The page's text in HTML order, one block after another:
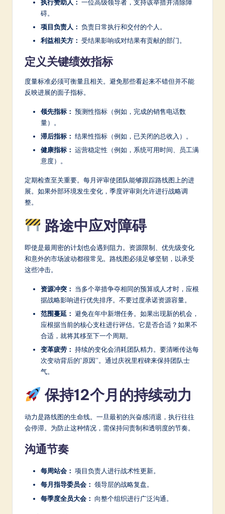
执行赞助人： 一位高级领导者，支持该举措并清除障
碍。
项目负责人： 负责日常执行和交付的个人。
利益相关方： 受结果影响或对结果有贡献的部门。
定义关键绩效指标
度量标准必须可衡量且相关。避免那些看起来不错但并不能
反映进展的面子指标。
领先指标： 预测性指标（例如，完成的销售电话数
量）。
滞后指标： 结果性指标（例如，已关闭的总收入）。
健康指标： 运营稳定性（例如，系统可用时间、员工满
意度）。
定期检查至关重要。每月评审使团队能够跟踪路线图上的进
展。如果外部环境发生变化，季度评审则允许进行战略调
整。
路途中应对障碍
即使是最周密的计划也会遇到阻力。资源限制、优先级变化
和意外的市场波动都很常见。路线图必须足够坚韧，以承受
这些冲击。
资源冲突： 当多个举措争夺相同的预算或人才时，应根
据战略影响进行优先排序。不要过度承诺资源容量。
范围蔓延： 避免在年中新增任务。如果出现新的机会，
应根据当前的核心支柱进行评估。它是否合适？如果不
合适，就将其移至下一个周期。
变革疲劳： 持续的变化会消耗团队精力。要清晰传达每
次变动背后的“原因”。通过庆祝里程碑来保持团队士
气。
保持12个月的持续动力
动力是路线图的生命线。一旦最初的兴奋感消退，执行往往
会停滞。为防止这种情况，需保持问责制和透明度的节奏。
沟通节奏
每周站会： 项目负责人进行战术性更新。
每月指导委员会： 领导层的战略复盘。
每季度全员大会： 向整个组织进行广泛沟通。